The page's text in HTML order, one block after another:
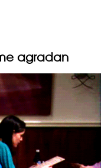
agradan